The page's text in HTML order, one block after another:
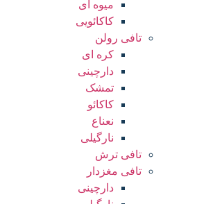
میوه ای
کاکائویی
تافی رولن
کره ای
دارچینی
تمشک
کاکائو
نعناع
نارگیلی
تافی ترش
تافی مغزدار
دارچینی